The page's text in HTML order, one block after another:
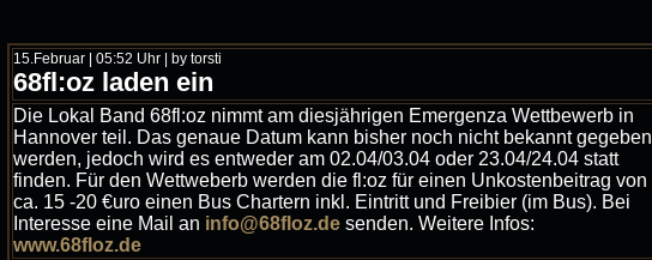
15.Februar | 05:52 Uhr | by torsti
68fl:oz laden ein
Die Lokal Band 68fl:oz nimmt am diesjährigen Emergenza Wettbewerb in
Hannover teil. Das genaue Datum kann bisher noch nicht bekannt gegeben
werden, jedoch wird es entweder am 02.04/03.04 oder 23.04/24.04 statt
finden. Für den Wettweberb werden die fl:oz für einen Unkostenbeitrag von
ca. 15 -20 €uro einen Bus Chartern inkl. Eintritt und Freibier (im Bus). Bei
Interesse eine Mail an info@68floz.de senden. Weitere Infos:
www.68floz.de